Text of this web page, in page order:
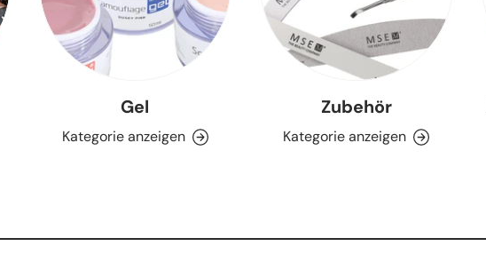
Gel
Kategorie anzeigen
Zubehör
Kategorie anzeigen